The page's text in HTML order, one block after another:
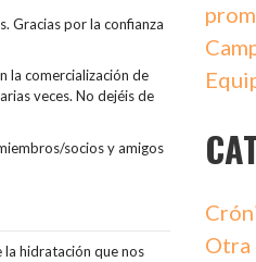
Gracias por la confianza
la comercialización de
veces. No dejéis de
socios y amigos
la hidratación que nos
Otra